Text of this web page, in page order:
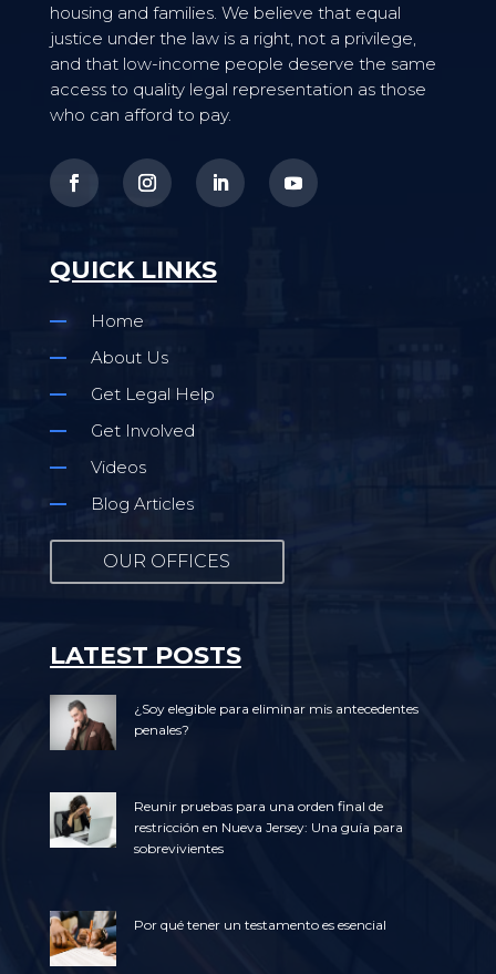
housing and families. We believe that equal
justice under the law is a right, not a privilege,
and that low-income people deserve the same
access to quality legal representation as those
who can afford to pay.
QUICK LINKS
Home
About Us
Get Legal Help
Get Involved
Videos
Blog Articles
OUR OFFICES
LATEST POSTS
¿Soy elegible para eliminar mis antecedentes
penales?
Reunir pruebas para una orden final de
restricción en Nueva Jersey: Una guía para
sobrevivientes
Por qué tener un testamento es esencial